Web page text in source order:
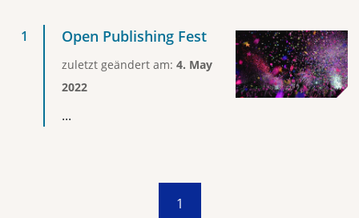
Open Publishing Fest
zuletzt geändert am: 4. May
2022
...
1